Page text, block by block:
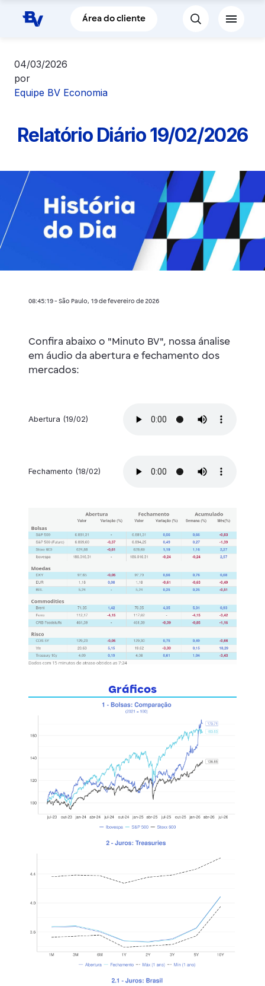
Pular para o Conteúdo principal
Área do cliente
04/03/2026
por
Equipe BV Economia
Relatório Diário 19/02/2026
08:45:19 - São Paulo, 19 de fevereiro de 2026
Confira abaixo o "Minuto BV", nossa ánalise
em áudio da abertura e fechamento dos
mercados:
Abertura (19/02)
Fechamento (18/02)
Gráficos